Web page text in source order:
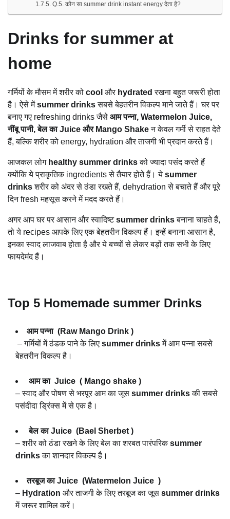
Q.5. कौन सा summer drink instant energy देता है?
Drinks for summer at
home
गर्मियों के मौसम में शरीर को cool और hydrated रखना बहुत जरूरी होता
है। ऐसे मेंsummer drinksसबसे बेहतरीन विकल्प माने जाते हैं। घर पर
बनाए गए refreshing drinks जैसे आम पन्ना, Watermelon Juice,
नींबू पानी, बेल का Juice और Mango Shakeन केवल गर्मी से राहत देते
हैं, बल्कि शरीर को energy, hydration और ताजगी भी प्रदान करते हैं।
आजकल लोग healthy summer drinksको ज्यादा पसंद करते हैं
क्योंकि ये प्राकृतिक ingredients से तैयार होते हैं। ये summer
drinksशरीर को अंदर से ठंडा रखते हैं, dehydration से बचाते हैं और पूरे
दिन fresh महसूस करने में मदद करते हैं।
अगर आप घर पर आसान और स्वादिष्टsummer drinksबनाना चाहते हैं,
तो ये recipes आपके लिए एक बेहतरीन विकल्प हैं। इन्हें बनाना आसान है,
इनका स्वाद लाजवाब होता है और ये बच्चों से लेकर बड़ों तक सभी के लिए
फायदेमंद हैं।
Top 5 Homemade summer Drinks
आम पन्ना (Raw Mango Drink )
– गर्मियों में ठंडक पाने के लिए summer drinksमें आम पन्ना सबसे
बेहतरीन विकल्प है।
आम का Juice ( Mango shake )
– स्वाद और पोषण से भरपूर आम का जूस summer drinksकी सबसे
पसंदीदा ड्रिंक्स में से एक है।
बेल का Juice (Bael Sherbet )
– शरीर को ठंडा रखने के लिए बेल का शरबत पारंपरिकsummer
drinksका शानदार विकल्प है।
तरबूज का Juice (Watermelon Juice )
– Hydration और ताजगी के लिए तरबूज का जूस summer drinks
में जरूर शामिल करें।